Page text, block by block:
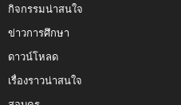
กิจกรรมน่าสนใจ
ข่าวการศึกษา
ดาวน์โหลด
เรื่องราวน่าสนใจ